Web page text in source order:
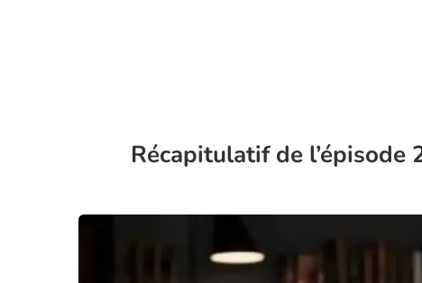
Récapitulatif de l’épisode